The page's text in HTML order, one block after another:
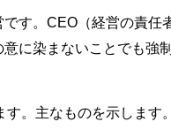
す。CEO（経営の責任
に染まないことでも強
。主なものを示します。